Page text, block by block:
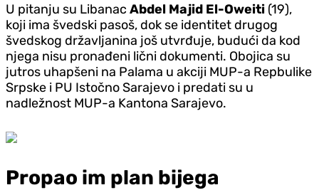
U pitanju su Libanac Abdel Majid El-Oweiti (19),
koji ima švedski pasoš, dok se identitet drugog
švedskog državljanina još utvrđuje, budući da kod
njega nisu pronađeni lični dokumenti. Obojica su
jutros uhapšeni na Palama u akciji MUP-a Repbulike
Srpske i PU Istočno Sarajevo i predati su u
nadležnost MUP-a Kantona Sarajevo.
Propao im plan bijega